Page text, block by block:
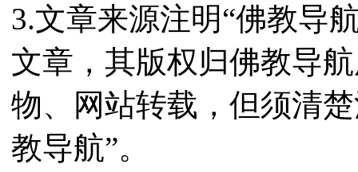
3.文章来源注明“佛教导
文章，其版权归佛教导
物、网站转载，但须清
教导航”。